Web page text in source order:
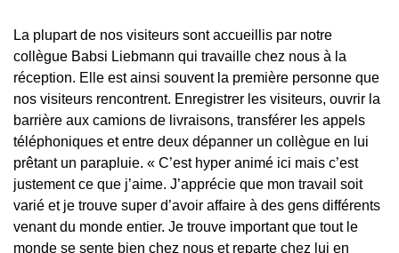
La plupart de nos visiteurs sont accueillis par notre
collègue Babsi Liebmann qui travaille chez nous à la
réception. Elle est ainsi souvent la première personne que
nos visiteurs rencontrent. Enregistrer les visiteurs, ouvrir la
barrière aux camions de livraisons, transférer les appels
téléphoniques et entre deux dépanner un collègue en lui
prêtant un parapluie. « C’est hyper animé ici mais c’est
justement ce que j’aime. J’apprécie que mon travail soit
varié et je trouve super d’avoir affaire à des gens différents
venant du monde entier. Je trouve important que tout le
monde se sente bien chez nous et reparte chez lui en